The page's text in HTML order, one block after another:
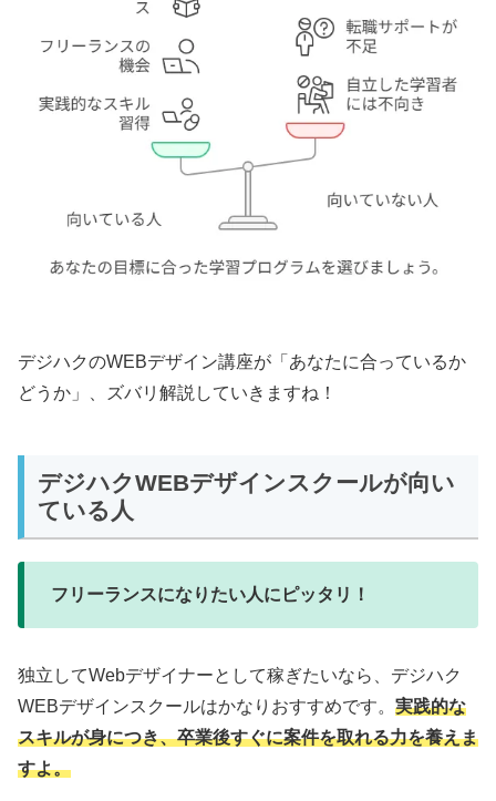
デジハクのWEBデザイン講座が「あなたに合っているか
どうか」、ズバリ解説していきますね！
デジハクWEBデザインスクールが向い
ている人
フリーランスになりたい人にピッタリ！
独立してWebデザイナーとして稼ぎたいなら、デジハク
WEBデザインスクールはかなりおすすめです。 実践的な
スキルが身につき、卒業後すぐに案件を取れる力を養えま
すよ。